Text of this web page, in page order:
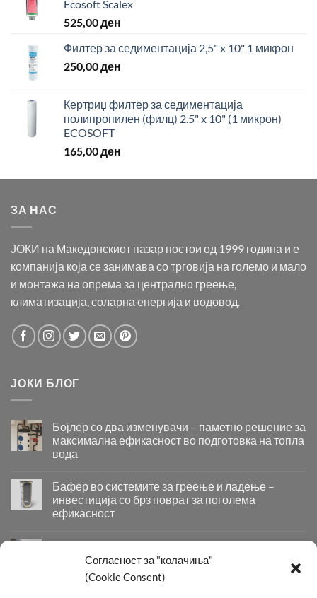
Согласност за "колачиња"
(Cookie Consent)
Ecosoft Scalex
525,00ден
Филтер за седиментација 2,5" x 10" 1 микрон
250,00ден
Кертриџ филтер за седиментација
полипропилен (филц) 2.5" x 10" (1 микрон)
ECOSOFT
165,00ден
ЗА НАС
ЈОКИ на Македонскиот пазар постои од 1999 година и е
компанија која се занимава со трговија на големо и мало
и монтажа на опрема за централно греење,
климатизација, соларна енергија и водовод.
ЈОКИ БЛОГ
Бојлер со два изменувачи – паметно решение за
максимална ефикасност во подготовка на топла
вода
со
два
изменувачи
–
решение
максимална
ефикасност
Бафер во системите за греење и ладење –
инвестиција со брз поврат за поголема
ефикасност
во
Придобивки од Инсталирање на Современи
Системи за Греење и Ладење
Придобивки